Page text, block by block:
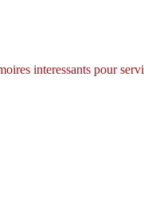
interessants pour